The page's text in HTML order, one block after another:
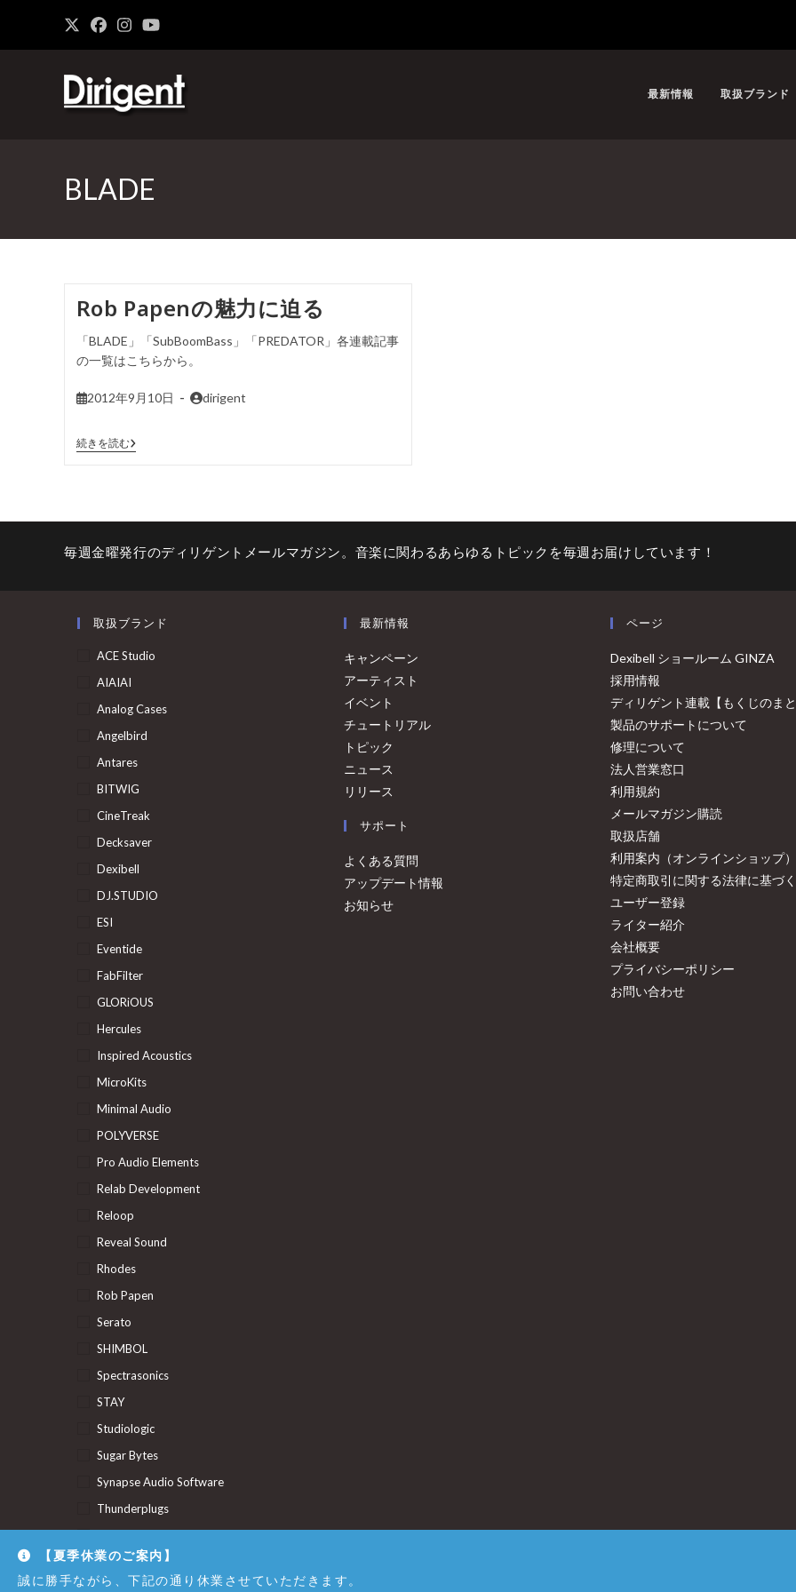
最新情報 取扱ブランド
BLADE
Rob Papenの魅力に迫る
「BLADE」「SubBoomBass」「PREDATOR」各連載記事
の一覧はこちらから。
2012年9月10日 dirigent
続きを読む
毎週金曜発行のディリゲントメールマガジン。音楽に関わるあらゆるトピックを毎週お届けしています！
取扱ブランド
ACE Studio
AIAIAI
Analog Cases
Angelbird
Antares
BITWIG
CineTreak
Decksaver
Dexibell
DJ.STUDIO
ESI
Eventide
FabFilter
GLORiOUS
Hercules
Inspired Acoustics
MicroKits
Minimal Audio
POLYVERSE
Pro Audio Elements
Relab Development
Reloop
Reveal Sound
Rhodes
Rob Papen
Serato
SHIMBOL
Spectrasonics
STAY
Studiologic
Sugar Bytes
Synapse Audio Software
Thunderplugs
U-He
Union Audio
Uncategorized
最新情報
キャンペーン
アーティスト
イベント
チュートリアル
トピック
ニュース
リリース
サポート
よくある質問
アップデート情報
お知らせ
ページ
Dexibell ショールーム GINZA
採用情報
ディリゲント連載【もくじのまと
製品のサポートについて
修理について
法人営業窓口
利用規約
メールマガジン購読
取扱店舗
利用案内（オンラインショップ）
特定商取引に関する法律に基づ
ユーザー登録
ライター紹介
会社概要
プライバシーポリシー
お問い合わせ
【夏季休業のご案内】
誠に勝手ながら、下記の通り休業させていただきます。